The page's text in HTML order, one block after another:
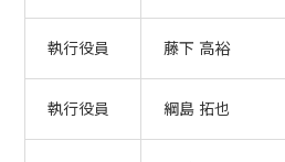
執行役員 藤下 高裕
執行役員 綱島 拓也